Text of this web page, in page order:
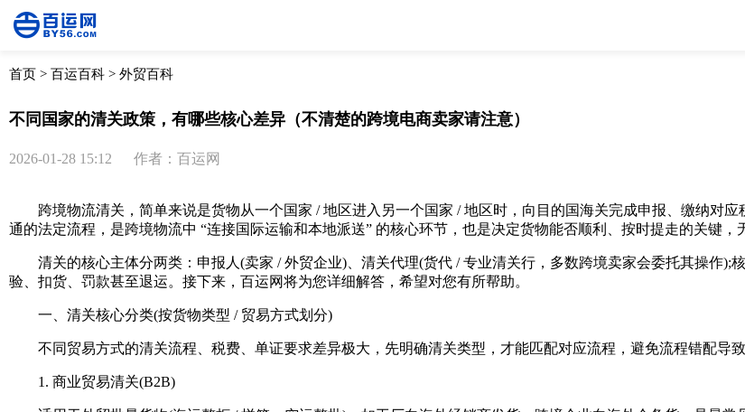
首页 > 百运百科 > 外贸百科
不同国家的清关政策，有哪些核心差异（不清楚的跨境电商卖家请注意）
2026-01-28 15:12 作者：百运网
跨境物流清关，简单来说是货物从一个国家 / 地区进入另一个国家 / 地区时，向目的国海关完成申报、缴纳对
通的法定流程，是跨境物流中 “连接国际运输和本地派送” 的核心环节，也是决定货物能否顺利、按时提走的关键，
清关的核心主体分两类：申报人(卖家 / 外贸企业)、清关代理(货代 / 专业清关行，多数跨境卖家会委托其操作);
验、扣货、罚款甚至退运。接下来，百运网将为您详细解答，希望对您有所帮助。
一、清关核心分类(按货物类型 / 贸易方式划分)
不同贸易方式的清关流程、税费、单证要求差异极大，先明确清关类型，才能匹配对应流程，避免流程错配导致
1. 商业贸易清关(B2B)